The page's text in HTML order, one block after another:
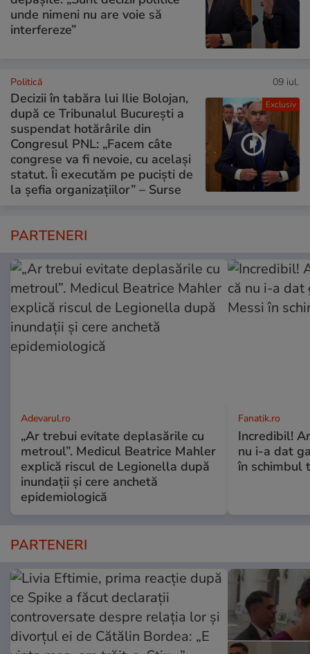
unde nimeni nu are voie să
interfereze”
Exclusiv
Politică 09 iul.
Decizii în tabăra lui Ilie Bolojan,
după ce Tribunalul București a
suspendat hotărârile din
Congresul PNL: „Facem câte
congrese va fi nevoie, cu același
statut. Îi executăm pe puciști de
la șefia organizațiilor” – Surse
PARTENERI
Adevarul.ro
„Ar trebui evitate deplasările cu
metroul”. Medicul Beatrice Mahler
explică riscul de Legionella după
inundații și cere anchetă
epidemiologică
Fanatik.ro
Incredibil!
nu i-a dat
în schimbul
PARTENERI